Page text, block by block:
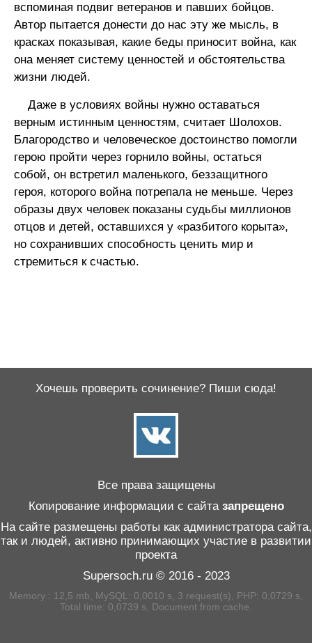
вспоминая подвиг ветеранов и павших бойцов.
Автор пытается донести до нас эту же мысль, в
красках показывая, какие беды приносит война, как
она меняет систему ценностей и обстоятельства
жизни людей.
Даже в условиях войны нужно оставаться
верным истинным ценностям, считает Шолохов.
Благородство и человеческое достоинство помогли
герою пройти через горнило войны, остаться
собой, он встретил маленького, беззащитного
героя, которого война потрепала не меньше. Через
образы двух человек показаны судьбы миллионов
отцов и детей, оставшихся у «разбитого корыта»,
но сохранивших способность ценить мир и
стремиться к счастью.
Хочешь проверить сочинение? Пиши сюда!
Все права защищены
Копирование информации с сайта запрещено
На сайте размещены работы как администратора сайта,
так и людей, активно принимающих участие в развитии
проекта
Supersoch.ru © 2016 - 2023
Memory : 12,5 mb, MySQL: 0,0010 s, 3 request(s), PHP: 0,0729 s,
Total time: 0,0739 s, Document from cache.